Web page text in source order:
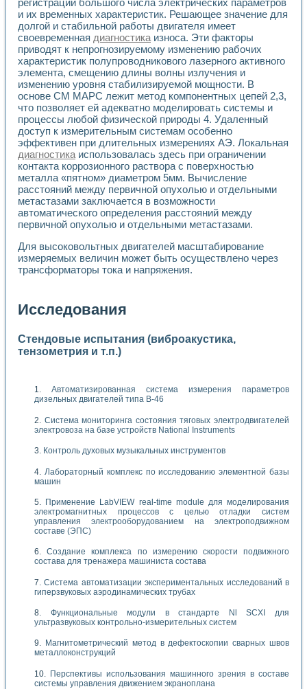
регистрации большого числа электрических параметров
и их временных характеристик. Решающее значение для
долгой и стабильной работы двигателя имеет
своевременная диагностикаизноса. Эти факторы
приводят к непрогнозируемому изменению рабочих
характеристик полупроводникового лазерного активного
элемента, смещению длины волны излучения и
изменению уровня стабилизируемой мощности. В
основе СМ МАРС лежит метод компонентных цепей 2,3,
что позволяет ей адекватно моделировать системы и
процессы любой физической природы 4. Удаленный
доступ к измерительным системам особенно
эффективен при длительных измерениях АЭ. Локальная
диагностикаиспользовалась здесь при ограничении
контакта коррозионного раствора с поверхностью
металла «пятном» диаметром 5мм. Вычисление
расстояний между первичной опухолью и отдельными
метастазами заключается в возможности
автоматического определения расстояний между
первичной опухолью и отдельными метастазами.
Для высоковольтных двигателей масштабирование
измеряемых величин может быть осуществлено через
трансформаторы тока и напряжения.
Исследования
Стендовые испытания (виброакустика,
тензометрия и т.п.)
Автоматизированная система измерения параметров
дизельных двигателей типа В-46
Система мониторинга состояния тяговых электродвигателей
электровоза на базе устройств National Instruments
Контроль духовых музыкальных инструментов
Лабораторный комплекс по исследованию элементной базы
машин
Применение LabVIEW real-time module для моделирования
электромагнитных процессов с целью отладки систем
управления электрооборудованием на электроподвижном
составе (ЭПС)
Создание комплекса по измерению скорости подвижного
состава для тренажера машиниста состава
Система автоматизации экспериментальных исследований в
гиперзвуковых аэродинамических трубах
Функциональные модули в стандарте Nl SCXI для
ультразвуковых контрольно-измерительных систем
Магнитометрический метод в дефектоскопии сварных швов
металлоконструкций
Перспективы использования машинного зрения в составе
системы управления движением экраноплана